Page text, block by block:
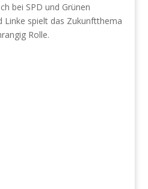
bei SPD und Grünen
Linke spielt das Zukunftthema
Rolle.